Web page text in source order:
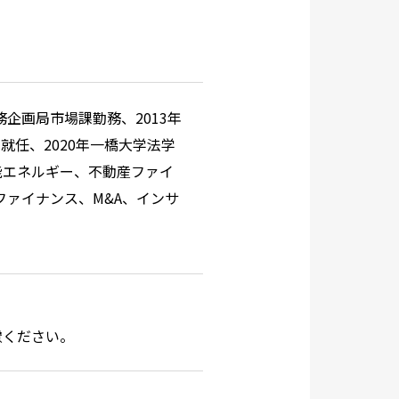
画局市場課勤務、2013年
任、2020年一橋大学法学
ネルギー、不動産ファイ
イナンス、M&A、インサ
ださい。